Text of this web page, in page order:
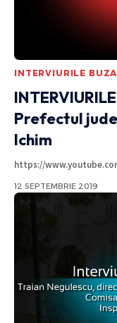
INTERVIURILE
Prefectul
Ichim
https://
12 SEPTEMBRIE 2019